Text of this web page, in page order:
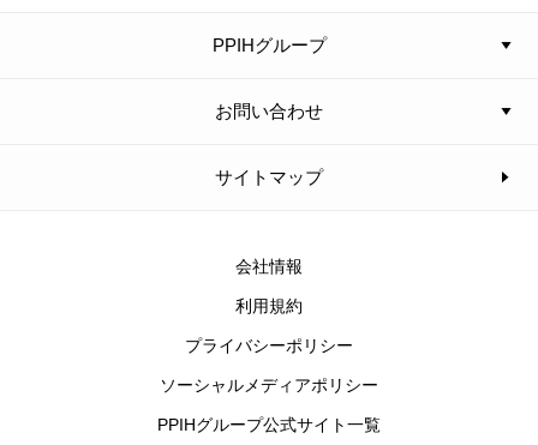
PPIHグループ
お問い合わせ
サイトマップ
会社情報
利用規約
プライバシーポリシー
ソーシャルメディアポリシー
PPIHグループ公式サイト一覧